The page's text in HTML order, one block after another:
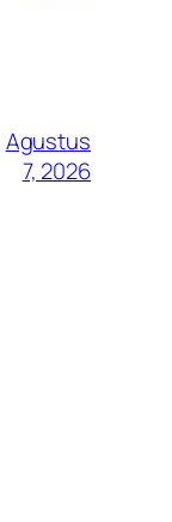
Agustus
7, 2026